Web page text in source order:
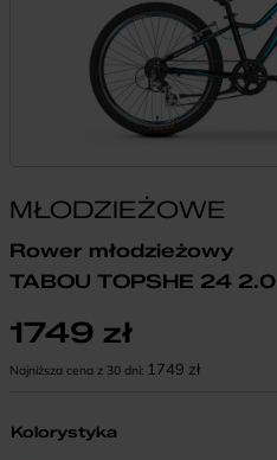
MŁODZIEŻOWE
Rower młodzieżowy
TABOU TOPSHE 24 2.0
1749 zł
Najniższa cena z 30 dni: 1749 zł
Kolorystyka